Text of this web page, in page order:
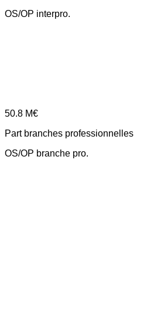
OS/OP interpro.
50.8 M€
Part branches professionnelles
OS/OP branche pro.